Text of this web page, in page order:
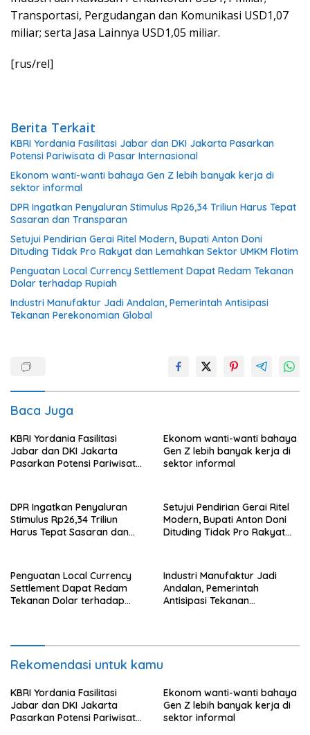
Transportasi, Pergudangan dan Komunikasi USD1,07
miliar; serta Jasa Lainnya USD1,05 miliar.
[rus/rel]
Berita Terkait
KBRI Yordania Fasilitasi Jabar dan DKI Jakarta Pasarkan
Potensi Pariwisata di Pasar Internasional
Ekonom wanti-wanti bahaya Gen Z lebih banyak kerja di
sektor informal
DPR Ingatkan Penyaluran Stimulus Rp26,34 Triliun Harus Tepat
Sasaran dan Transparan
Setujui Pendirian Gerai Ritel Modern, Bupati Anton Doni
Dituding Tidak Pro Rakyat dan Lemahkan Sektor UMKM Flotim
Penguatan Local Currency Settlement Dapat Redam Tekanan
Dolar terhadap Rupiah
Industri Manufaktur Jadi Andalan, Pemerintah Antisipasi
Tekanan Perekonomian Global
Baca Juga
KBRI Yordania Fasilitasi
Jabar dan DKI Jakarta
Pasarkan Potensi Pariwisata
Ekonom wanti-wanti bahaya
Gen Z lebih banyak kerja di
sektor informal
DPR Ingatkan Penyaluran
Stimulus Rp26,34 Triliun
Harus Tepat Sasaran dan
Setujui Pendirian Gerai Ritel
Modern, Bupati Anton Doni
Dituding Tidak Pro Rakyat
Penguatan Local Currency
Settlement Dapat Redam
Tekanan Dolar terhadap
Industri Manufaktur Jadi
Andalan, Pemerintah
Antisipasi Tekanan
Rekomendasi untuk kamu
KBRI Yordania Fasilitasi
Jabar dan DKI Jakarta
Pasarkan Potensi Pariwisata
Ekonom wanti-wanti bahaya
Gen Z lebih banyak kerja di
sektor informal